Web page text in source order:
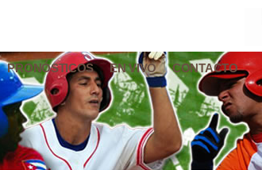
PRONÓSTICOS EN VIVO CONTACTO